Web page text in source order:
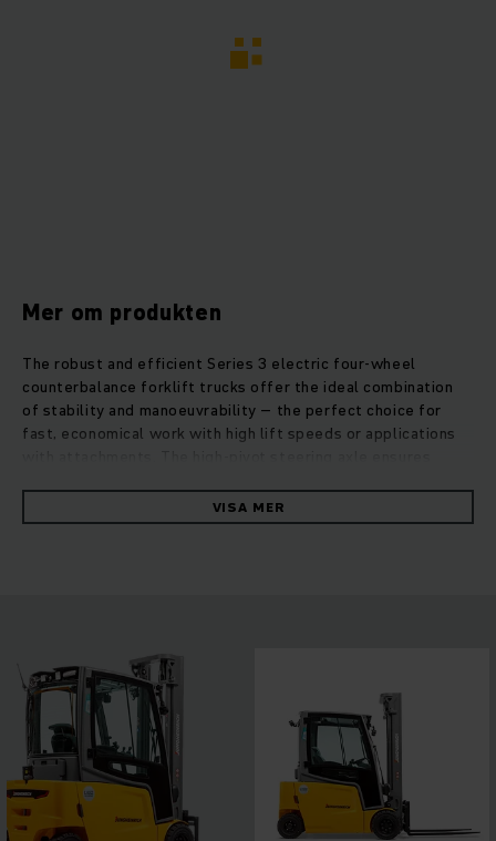
Mer om produkten
The robust and efficient Series 3 electric four-wheel
counterbalance forklift trucks offer the ideal combination
of stability and manoeuvrability – the perfect choice for
fast, economical work with high lift speeds or applications
and ride safety, even on uneven ground. In addition to the
powerful hydraulics, maintenance-free lithium-ion batteries
relaxed and fatigue-free working.
VISA MER